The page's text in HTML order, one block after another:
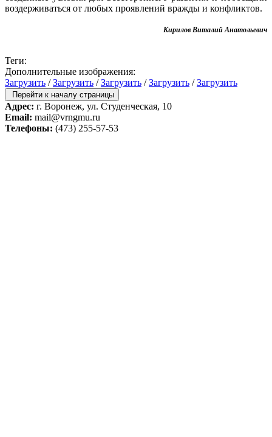
воздерживаться от любых проявлений вражды и конфликтов.
Кирилов Виталий Анатольевич
Теги:
Дополнительные изображения:
Загрузить /Загрузить /Загрузить /Загрузить /Загрузить
Перейти к началу страницы
Адрес: г. Воронеж, ул. Студенческая, 10
Email: mail@vrngmu.ru
Телефоны: (473) 255-57-53